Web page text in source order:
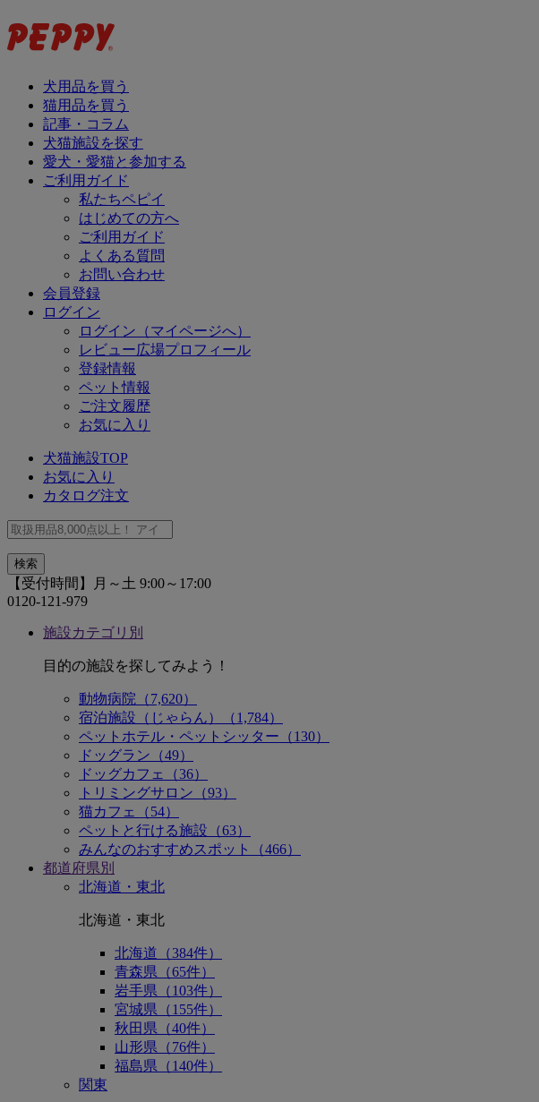
犬用品を買う
猫用品を買う
記事・コラム
犬猫施設を探す
愛犬・愛猫と参加する
ご利用ガイド
私たちペピイ
はじめての方へ
ご利用ガイド
よくある質問
お問い合わせ
会員登録
ログイン
ログイン（マイページへ）
レビュー広場プロフィール
登録情報
ペット情報
ご注文履歴
お気に入り
犬猫施設TOP
お気に入り
カタログ注文
【受付時間】月～土 9:00～17:00
0120-121-979
施設カテゴリ別
目的の施設を探してみよう！
動物病院（7,620）
宿泊施設（じゃらん）（1,784）
ペットホテル・ペットシッター（130）
ドッグラン（49）
ドッグカフェ（36）
トリミングサロン（93）
猫カフェ（54）
ペットと行ける施設（63）
みんなのおすすめスポット（466）
都道府県別
北海道・東北
北海道・東北
北海道（384件）
青森県（65件）
岩手県（103件）
宮城県（155件）
秋田県（40件）
山形県（76件）
福島県（140件）
関東